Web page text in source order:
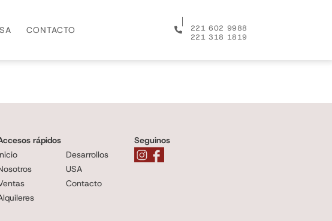
CONTACTO
221 602 9988
221 318 1819
rápidos
Desarrollos
USA
Contacto
Seguinos